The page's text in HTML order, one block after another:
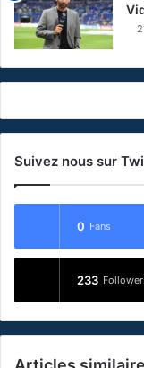
Suivez nous sur
0 Fans
233